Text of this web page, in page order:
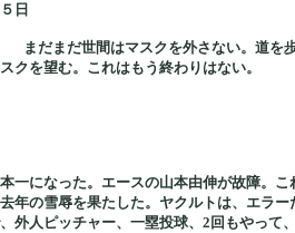
５日
だまだ世間はマスクを外さない。道を
クを望む。これはもう終わりはない。
一になった。エースの山本由伸が故障。
年の雪辱を果たした。ヤクルトは、エラー
外人ピッチャー、一塁投球、2回もやって